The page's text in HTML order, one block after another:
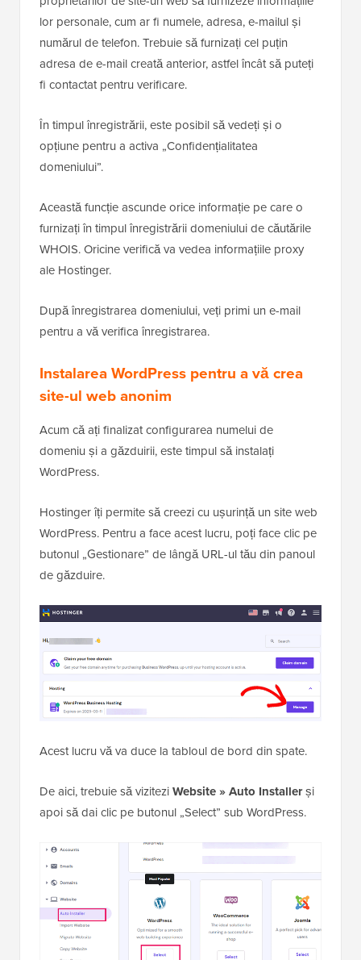
lor personale, cum ar fi numele, adresa, e-mailul și
numărul de telefon. Trebuie să furnizați cel puțin
adresa de e-mail creată anterior, astfel încât să puteți
fi contactat pentru verificare.
În timpul înregistrării, este posibil să vedeți și o
opțiune pentru a activa „Confidențialitatea
domeniului”.
Această funcție ascunde orice informație pe care o
furnizați în timpul înregistrării domeniului de căutările
WHOIS. Oricine verifică va vedea informațiile proxy
ale Hostinger.
După înregistrarea domeniului, veți primi un e-mail
pentru a vă verifica înregistrarea.
Instalarea WordPress pentru a vă crea
site-ul web anonim
Acum că ați finalizat configurarea numelui de
domeniu și a găzduirii, este timpul să instalați
WordPress.
Hostinger îți permite să creezi cu ușurință un site web
WordPress. Pentru a face acest lucru, poți face clic pe
butonul „Gestionare” de lângă URL-ul tău din panoul
de găzduire.
Acest lucru vă va duce la tabloul de bord din spate.
De aici, trebuie să viziteziWebsite » Auto Installerși
apoi să dai clic pe butonul „Select” sub WordPress.